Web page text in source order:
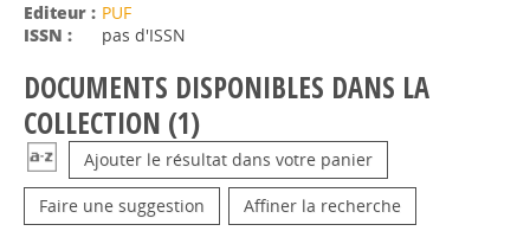
Editeur : PUF
ISSN :
pas d'ISSN
DOCUMENTS DISPONIBLES DANS LA
COLLECTION (1)
Ajouter le résultat dans votre panier
Faire une suggestion Affiner la recherche